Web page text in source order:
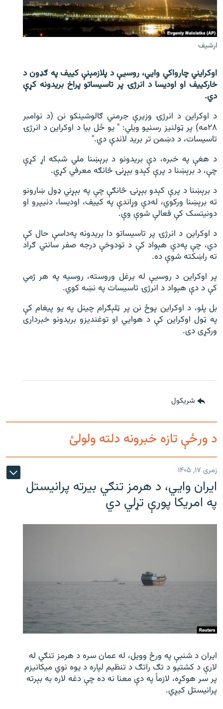
اړیکه
دري پاڼه
Azadi English
راسره ملګري شئ
د ازادې اروپا/ ازادي راډيو ټولې پاڼې
ارشيف
اوکرایني چارواکي وايي، روسیې د پلازمېنې کییف په ګډون د
خارکییف او اودیسا د انرژۍ پر تاسیساتو پراخ بریدونه کړې
دي.
د اوکراین د انرژۍ وزیرې جرمني ګالوشینکو نن (د نوامبر
۲۸مه) پر ټولنیز رسنیو ویلي: " یو ځل بیا د اوکراین د انرژۍ
تاسیسات، د دښمن تر برید لاندې دي."
د هغې په خبره، دې بریدونو د برېښنا ملي شبکه اړ کړې
چې، د برېښنا د پرې کېدو بېړنۍ څانګه معرفي کړي.
د برېښنا د پرې کېدو بېړنۍ څانګې چې په بېړني ډول ښارونو
ته برېښنا ورکوي، له‌‌دې وړاندې په کییف، اودیسا، دنیپرو او
دونیتسک کې فعالې شوې وې.
د اوکراین د انرژۍ پر تاسیساتو دا بریدونه په‌داسې حال کې
دي، چې په‌‌دې هېواد کې د تودوخې درجه صفر سانتي ګراد
ته راښکته شوې ده.
پر اوکراین د روسیې له یرغل وروسته، روسیه په هر ژمي
کې د دې هېواد د انرژۍ تاسیسات په نښه کوي.
بل پلو، د اوکراین پوځ نن پر ټلېګرام چینل په یو پیغام کې
په ټول اوکراین کې د هوايي او توغندیزو بریدونو خبرداری
ورکړی دی.
شريکول
د ورځې تازه خبرونه دلته ولولئ
زمری ۱۷, ۱۴۰۵
ایران وایي، د هرمز تنګي بیرته پرانیستل
په امریکا پورې تړلي دي
ایران د شنبې په ورځ وویل، له عمان سره د هرمز تنګي له
لارې د کشتیو د تګ راتګ د تنظیم لپاره د یوه نوي میکانیزم
پر سر هوکړه، لازماً په دې معنا نه ده چې دغه لاره به بېرته
پرانیستل کیږي.